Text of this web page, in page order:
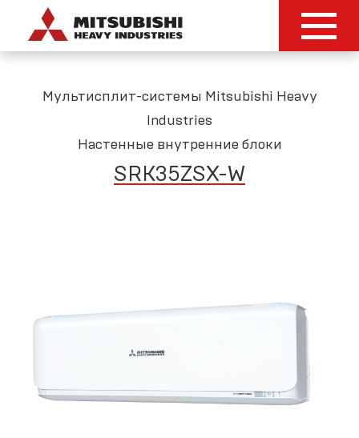
Мультисплит-системы Mitsubishi Heavy
Industries
Настенные внутренние блоки
SRK35ZSX-W